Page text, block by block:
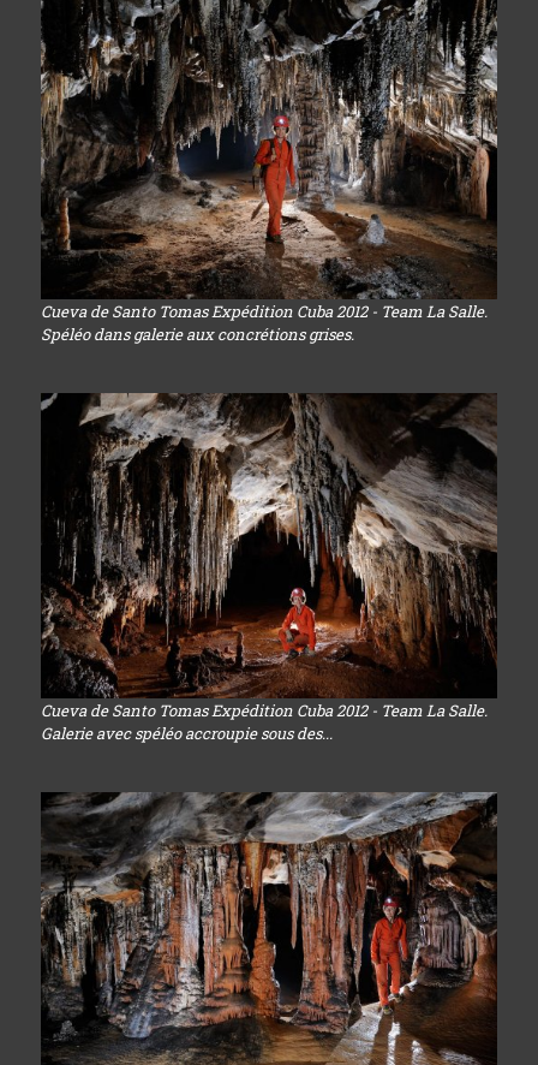
Cueva de Santo Tomas Expédition Cuba 2012 - Team La Salle.
Spéléo dans galerie aux concrétions grises.
Cueva de Santo Tomas Expédition Cuba 2012 - Team La Salle.
Galerie avec spéléo accroupie sous des...